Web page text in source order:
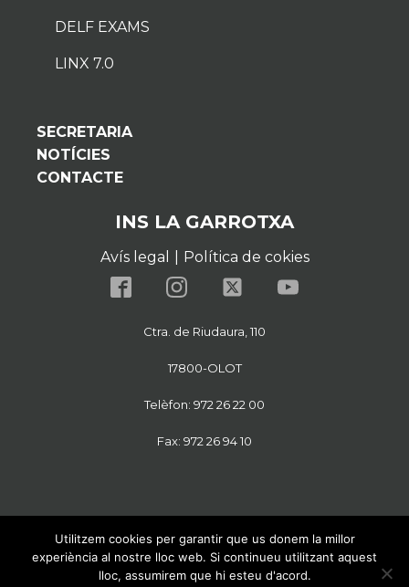
DELF EXAMS
LINX 7.0
SECRETARIA
NOTÍCIES
CONTACTE
INS LA GARROTXA
Avís legal Política de cokies
Ctra. de Riudaura, 110
17800-OLOT
Telèfon: 972 26 22 00
Fax: 972 26 94 10
Utilitzem cookies per garantir que us donem la millor
experiència al nostre lloc web. Si continueu utilitzant aquest
lloc, assumirem que hi esteu d'acord.